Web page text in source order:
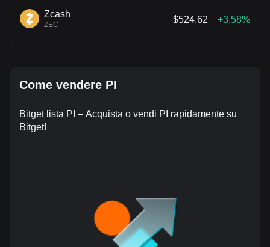
Zcash
ZEC
$524.62 +3.58%
Come vendere PI
Bitget lista PI – Acquista o vendi PI rapidamente su
Bitget!